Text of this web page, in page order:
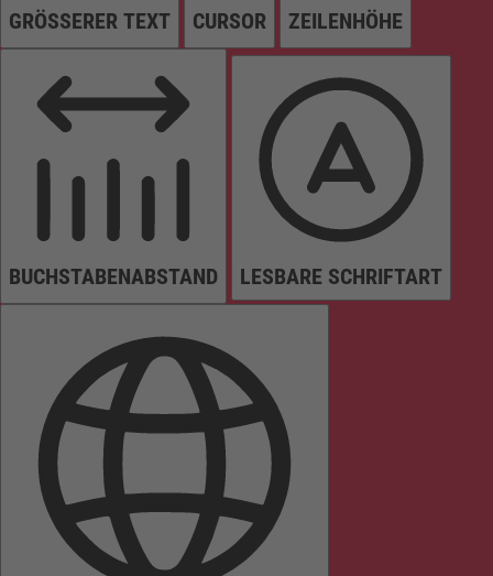
GRÖSSERER TEXT CURSOR ZEILENHÖHE
BUCHSTABENABSTAND LESBARE SCHRIFTART